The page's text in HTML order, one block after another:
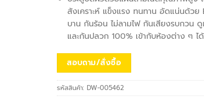
สังเคราะห์ แข็งแรง ทนทาน อัดแน่นด้วย
บาน กันร้อน ไม่ลามไฟ กันเสียงรบกวน
และกันปลวก 100% เข้ากับห้องต่าง ๆ ไ
สอบถาม/สั่งซื้อ
รหัสสินค้า:DW-005462